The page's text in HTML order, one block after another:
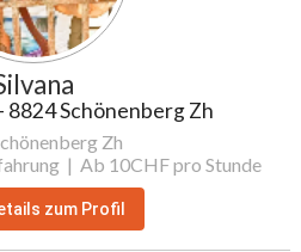
8824 Schönenberg Zh
Zh
|Ab 10CHF pro Stunde
zum Profil